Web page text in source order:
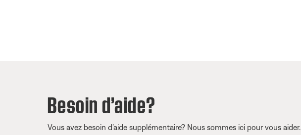
Besoin d’aide?
Vous avez besoin d’aide supplémentaire? Nous sommes ici pour vous aider.